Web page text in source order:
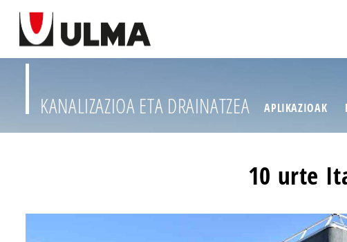
KANALIZAZIOA ETA DRAINATZEA APLIKAZIOAK
10 urte